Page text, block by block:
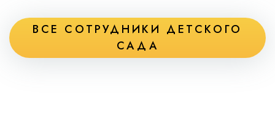
ВСЕ СОТРУДНИКИ ДЕТСКОГО
САДА